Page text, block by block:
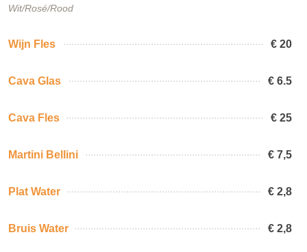
Wit/Rosé/Rood
Wijn Fles € 20
Cava Glas € 6.5
Cava Fles € 25
Martini Bellini € 7,5
Plat Water € 2,8
Bruis Water € 2,8